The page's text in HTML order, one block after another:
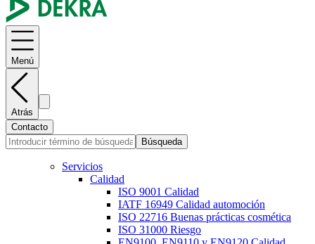
Menú
Atrás
Contacto
Búsqueda
Servicios
Calidad
ISO 9001 Calidad
IATF 16949 Calidad automoción
ISO 22716 Buenas prácticas cosmética
ISO 31000 Riesgo